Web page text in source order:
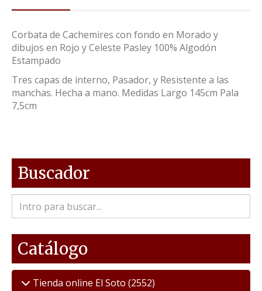
Corbata de Cachemires con fondo en Morado y
dibujos en Rojo y Celeste Pasley 100% Algodón
Estampado
Tres capas de interno, Pasador, y Resistente a las
manchas. Hecha a mano. Medidas Largo 145cm Pala
7,5cm
Buscador
Catálogo
Tienda online El Soto (2552)